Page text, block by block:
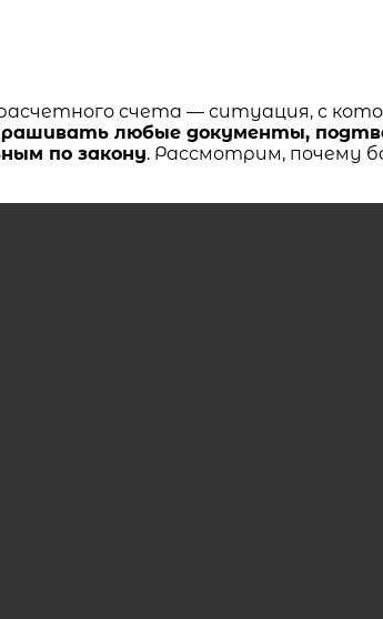
счета — ситуация, с
любые документы,
по закону. Рассмотрим, почему